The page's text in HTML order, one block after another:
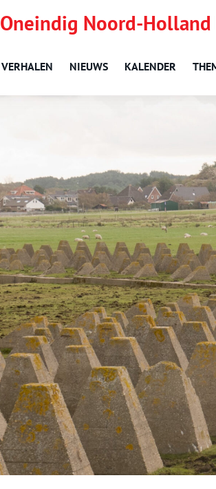
Oneindig Noord-Holland
VERHALEN NIEUWS KALENDER